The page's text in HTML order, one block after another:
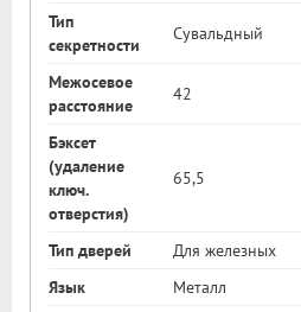
Тип
секретности
Сувальдный
Межосевое
расстояние
42
Бэксет
(удаление
ключ.
отверстия)
65,5
Тип дверей
Для железных
Язык
Металл